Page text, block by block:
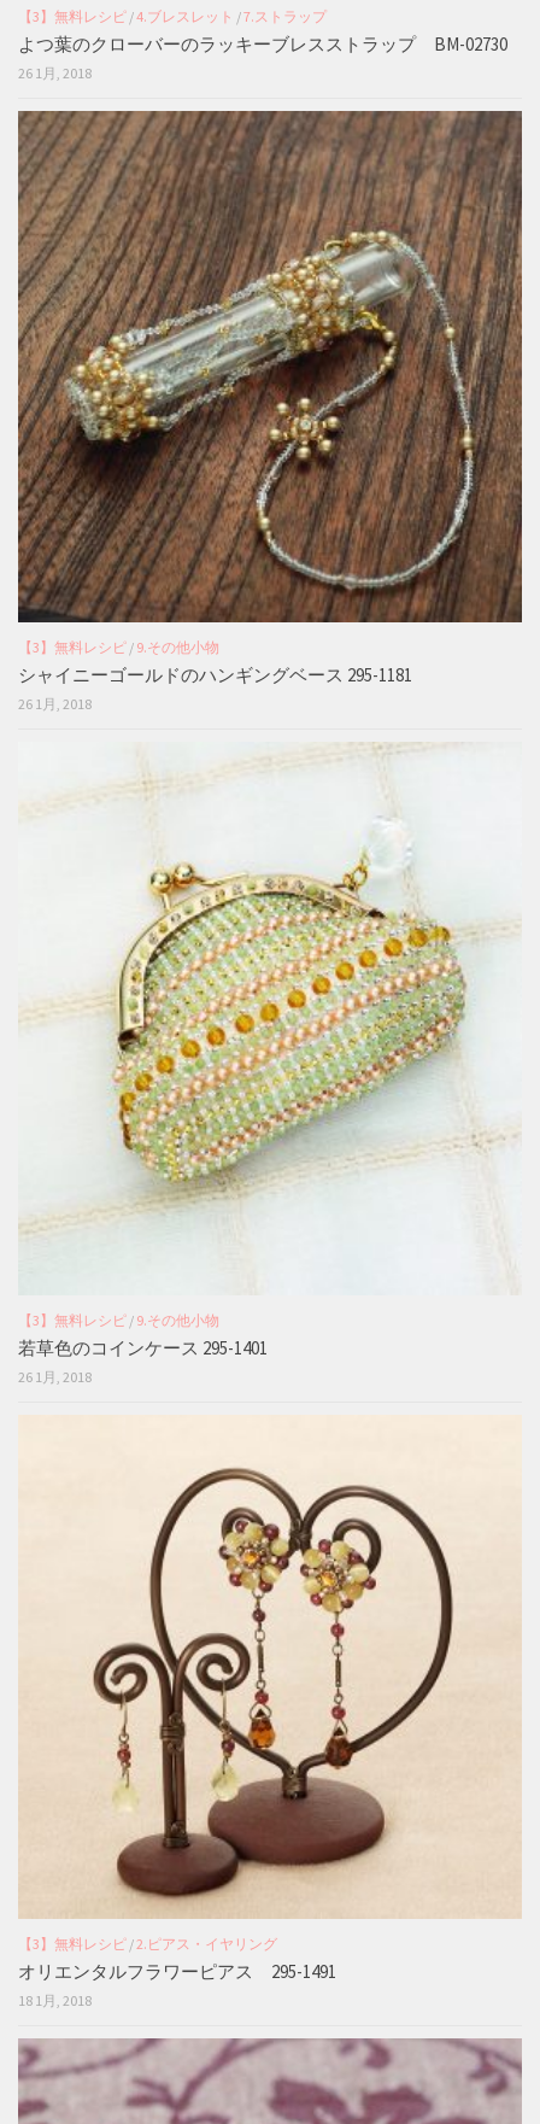
【3】無料レシピ /4.ブレスレット /7.ストラップ
よつ葉のクローバーのラッキーブレスストラップ BM-02730
26 1月, 2018
【3】無料レシピ / 9.その他小物
シャイニーゴールドのハンギングベース 295-1181
26 1月, 2018
【3】無料レシピ / 9.その他小物
若草色のコインケース 295-1401
26 1月, 2018
【3】無料レシピ /2.ピアス・イヤリング
オリエンタルフラワーピアス 295-1491
18 1月, 2018